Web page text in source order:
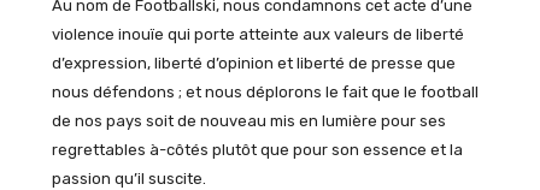
Au nom de Footballski, nous condamnons cet acte d’une
violence inouïe qui porte atteinte aux valeurs de liberté
d’expression, liberté d’opinion et liberté de presse que
nous défendons ; et nous déplorons le fait que le football
de nos pays soit de nouveau mis en lumière pour ses
regrettables à-côtés plutôt que pour son essence et la
passion qu’il suscite.